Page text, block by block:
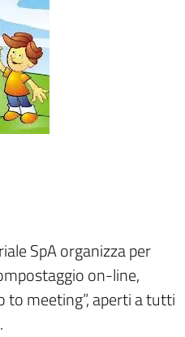
SpA organizza per
on-line,
meeting”, aperti a tutti